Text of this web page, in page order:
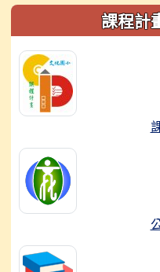
左邊區域內容
課程計